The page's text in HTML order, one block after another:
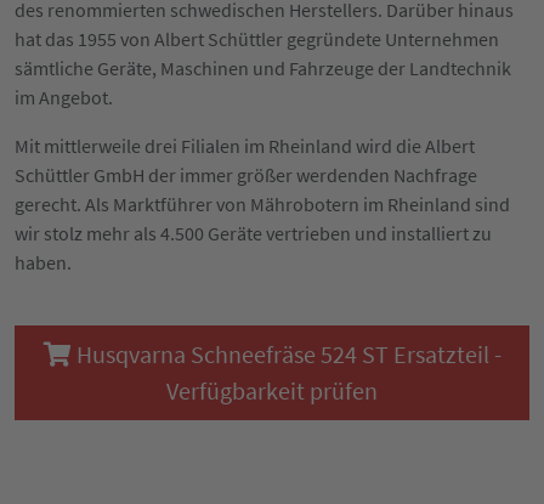
des renommierten schwedischen Herstellers. Darüber hinaus
hat das 1955 von Albert Schüttler gegründete Unternehmen
sämtliche Geräte, Maschinen und Fahrzeuge der Landtechnik
im Angebot.
Mit mittlerweile drei Filialen im Rheinland wird die Albert
Schüttler GmbH der immer größer werdenden Nachfrage
gerecht. Als Marktführer von Mährobotern im Rheinland sind
wir stolz mehr als 4.500 Geräte vertrieben und installiert zu
haben.
Husqvarna Schneefräse 524 ST Ersatzteil -
Verfügbarkeit prüfen